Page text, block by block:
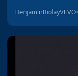
BenjaminBiolayVEVO•